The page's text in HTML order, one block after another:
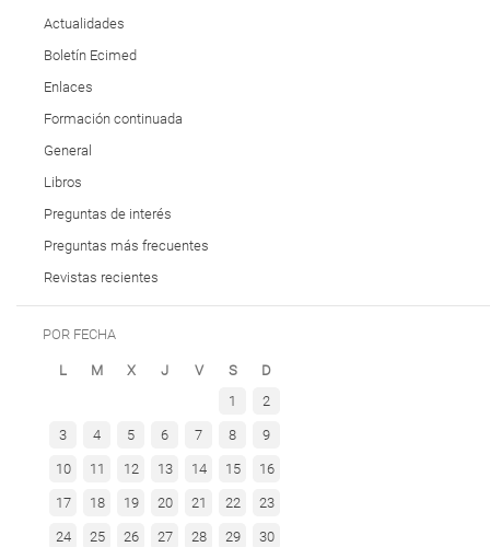
Actualidades
Boletín Ecimed
Enlaces
Formación continuada
General
Libros
Preguntas de interés
Preguntas más frecuentes
Revistas recientes
POR FECHA
L M X J V S
D
1
2
3 4 5 6 7 8 9
10 11 12 13 14 15 16
17 18 19 20 21 22 23
24 25 26 27 28 29 30